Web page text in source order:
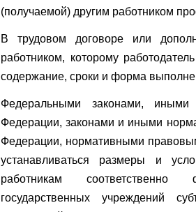
(получаемой) другим работником
В трудовом договоре или
работником, которому
содержание, сроки и форма
Федеральными законами,
Федерации, законами и иными
Федерации, нормативными
устанавливаться размеры и
работникам соответственно
государственных учреждений